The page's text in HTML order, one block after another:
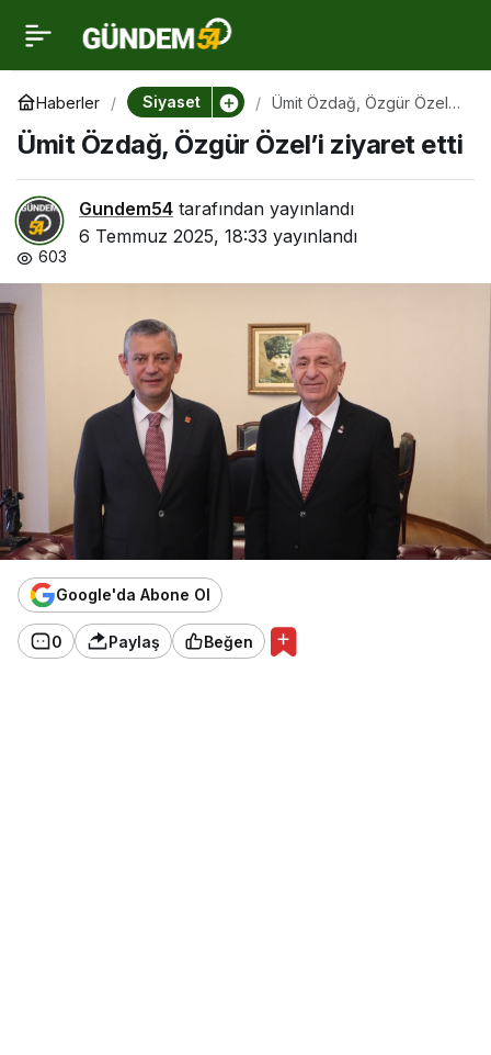
Haberler Siyaset
Ümit Özdağ, Özgür Özel’i
Ümit Özdağ, Özgür Özel’i ziyaret etti
Gundem54 tarafından yayınlandı
6 Temmuz 2025, 18:33 yayınlandı
603
Google'da Abone Ol
0 Paylaş Beğen
Ümit Özdağ, Özgür
Özel’i ziyaret etti